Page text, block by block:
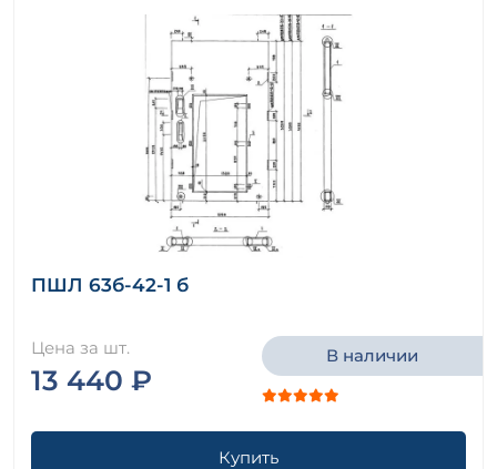
ПШЛ 63б-42-1 б
Цена за шт.
13 440 ₽
В наличии
Купить